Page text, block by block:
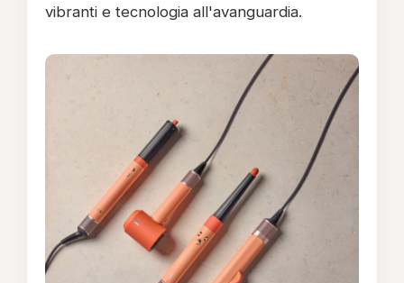
vibranti e tecnologia all'avanguardia.